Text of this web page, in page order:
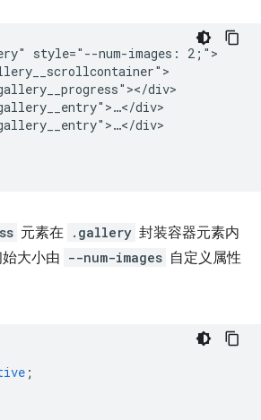
style="--num-images: 2;">
div>
div>
div>
元素在 .gallery 封装容器元素内
大小由 --num-images 自定义属性
;